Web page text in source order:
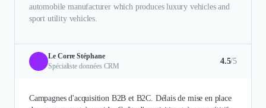
automobile manufacturer which produces luxury vehicles and
sport utility vehicles.
Le Corre Stéphane
Spécialiste données CRM
4.5/5
Campagnes d'acquisition B2B et B2C. Délais de mise en place